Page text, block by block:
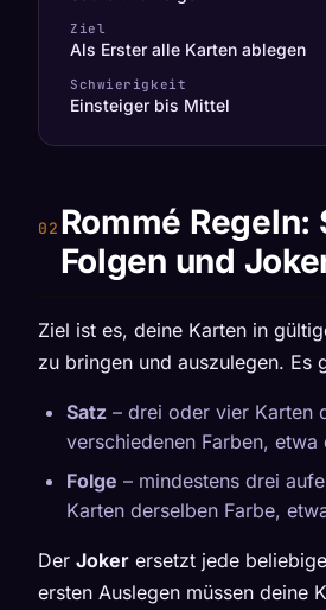
Ziel
Als Erster alle Karten ablegen
Schwierigkeit
Einsteiger bis Mittel
Rommé Regeln:
Folgen und
Ziel ist es, deine Karten in
zu bringen und auszulegen. Es
Satz – drei oder vier Karten
verschiedenen Farben, etwa
Folge – mindestens drei
Karten derselben Farbe,
Der Joker ersetzt jede
ersten Auslegen müssen deine